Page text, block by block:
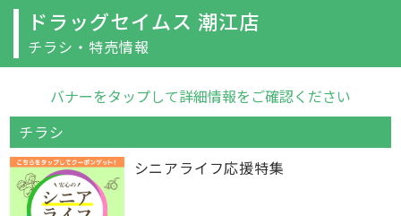
ドラッグセイムス 潮江店
チラシ・特売情報
バナーをタップして詳細情報をご確認ください
チラシ
シニアライフ応援特集